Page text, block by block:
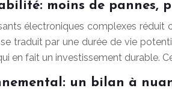
moins de pannes,
électroniques complexes
traduit par une durée de vie
en fait un investissement durable.
un bilan à